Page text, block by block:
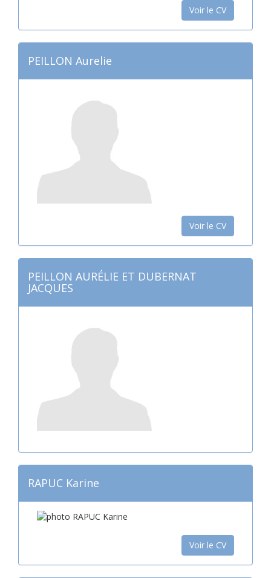
Voir le CV
PEILLON Aurelie
Voir le CV
PEILLON AURÉLIE ET DUBERNAT
JACQUES
RAPUC Karine
Voir le CV